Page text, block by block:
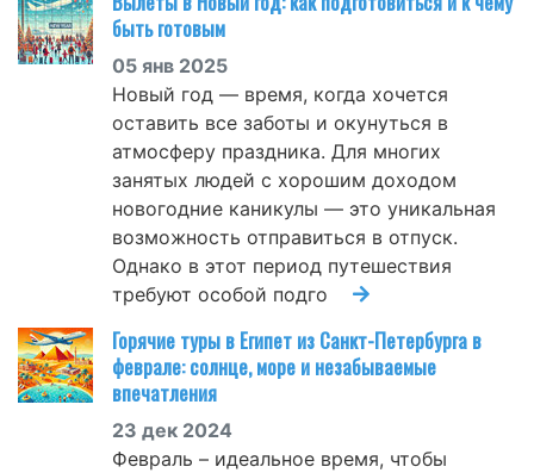
быть готовым
05 янв 2025
Новый год — время, когда хочется
оставить все заботы и окунуться в
атмосферу праздника. Для многих
занятых людей с хорошим доходом
новогодние каникулы — это уникальная
возможность отправиться в отпуск.
Однако в этот период путешествия
требуют особой подго
Горячие туры в Египет из Санкт-Петербурга в
феврале: солнце, море и незабываемые
впечатления
23 дек 2024
Февраль – идеальное время, чтобы